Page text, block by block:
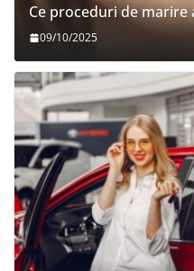
Ce proceduri de marire
09/10/2025